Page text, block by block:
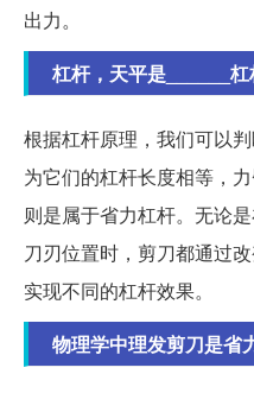
出力。
杠杆，天平是______
根据杠杆原理，我们可以
为它们的杠杆长度相等，
则是属于省力杠杆。无论
刀刃位置时，剪刀都通过
实现不同的杠杆效果。
物理学中理发剪刀是省